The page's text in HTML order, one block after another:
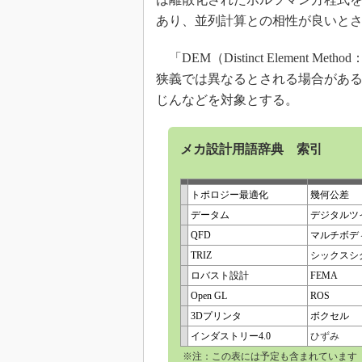
あり、並列計算との相性が良いと
「DEM（Distinct Element Method
狭義では異なるとされる場合があ
じんなどを対象とする。
メカ設計用語辞典 索引
トポロジー最適化
幾何公差
データム
デジタルツ
QFD
マルチボデ
TRIZ
シックスシ
ロバスト設計
FEMA
Open GL
ROS
3Dプリンタ
ボクセル
インダストリー4.0
ひずみ
※注：この表には予定も含まれています